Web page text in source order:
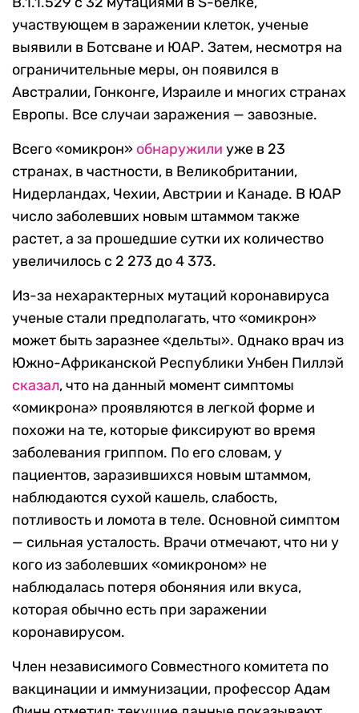
участвующем в заражении клеток, ученые
выявили в Ботсване и ЮАР. Затем, несмотря на
ограничительные меры, он появился в
Австралии, Гонконге, Израиле и многих странах
Европы. Все случаи заражения — завозные.
Всего «омикрон» обнаружили уже в 23
странах, в частности, в Великобритании,
Нидерландах, Чехии, Австрии и Канаде. В ЮАР
число заболевших новым штаммом также
растет, а за прошедшие сутки их количество
увеличилось с 2 273 до 4 373.
Из-за нехарактерных мутаций коронавируса
ученые стали предполагать, что «омикрон»
может быть заразнее «дельты». Однако врач из
Южно-Африканской Республики Унбен Пиллэй
сказал, что на данный момент симптомы
«омикрона» проявляются в легкой форме и
похожи на те, которые фиксируют во время
заболевания гриппом. По его словам, у
пациентов, заразившихся новым штаммом,
наблюдаются сухой кашель, слабость,
потливость и ломота в теле. Основной симптом
— сильная усталость. Врачи отмечают, что ни у
кого из заболевших «омикроном» не
наблюдалась потеря обоняния или вкуса,
которая обычно есть при заражении
коронавирусом.
Член независимого Совместного комитета по
вакцинации и иммунизации, профессор Адам